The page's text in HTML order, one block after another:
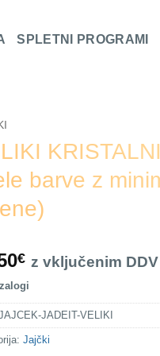
SPLETNI PROGRAMI
barve z
€ z vključenim DDV
JADEIT-VELIKI
Jajčki